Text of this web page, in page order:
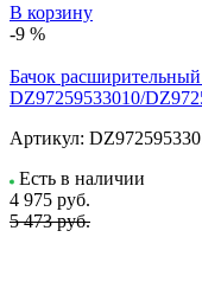
В корзину
-9 %
Бачок
DZ97259533010/
Артикул:
Есть в наличии
4 975 руб.
5 473 руб.